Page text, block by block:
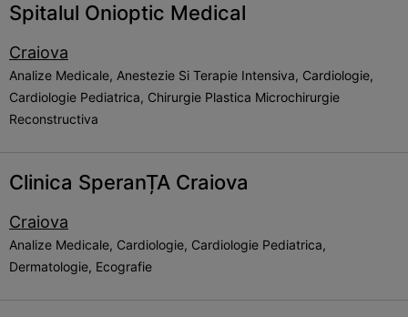
Spitalul Onioptic Medical
Craiova
Analize Medicale, Anestezie Si Terapie Intensiva, Cardiologie,
Cardiologie Pediatrica, Chirurgie Plastica Microchirurgie
Reconstructiva
Clinica SperanȚA Craiova
Craiova
Analize Medicale, Cardiologie, Cardiologie Pediatrica,
Dermatologie, Ecografie